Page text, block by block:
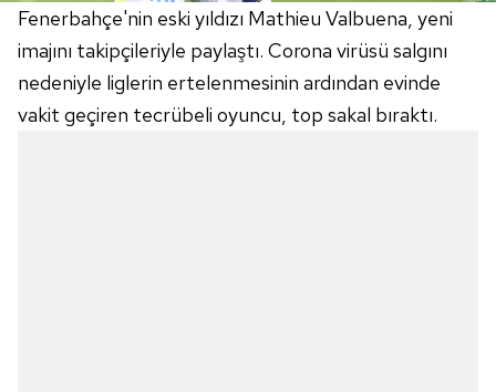
Fenerbahçe'nin eski yıldızı Mathieu Valbuena, yeni
imajını takipçileriyle paylaştı. Corona virüsü salgını
nedeniyle liglerin ertelenmesinin ardından evinde
vakit geçiren tecrübeli oyuncu, top sakal bıraktı.